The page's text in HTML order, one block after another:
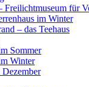
Freilichtmuseum für
im Winter
– das Teehaus
Sommer
Winter